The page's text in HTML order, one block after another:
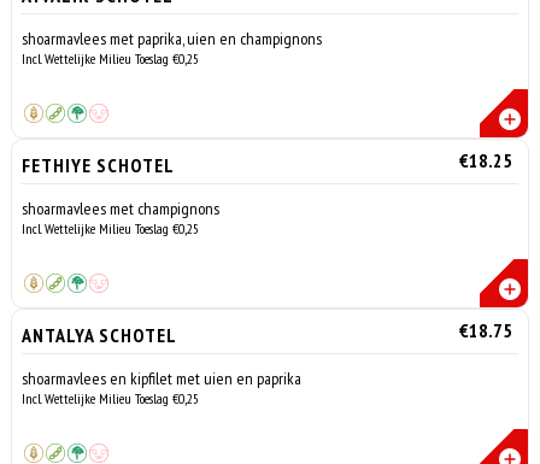
shoarmavlees met paprika, uien en champignons
Incl. Wettelijke Milieu Toeslag €0,25
FETHIYE SCHOTEL €18.25
shoarmavlees met champignons
Incl. Wettelijke Milieu Toeslag €0,25
ANTALYA SCHOTEL €18.75
shoarmavlees en kipfilet met uien en paprika
Incl. Wettelijke Milieu Toeslag €0,25